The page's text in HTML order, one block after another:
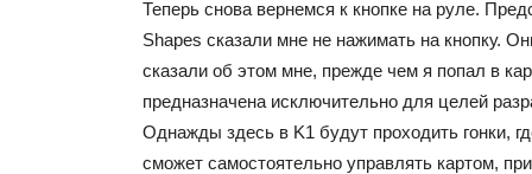
Теперь снова вернемся к кнопке на руле.
Shapes сказали мне не нажимать на кнопку.
сказали об этом мне, прежде чем я попал в
предназначена исключительно для целей
Однажды здесь в K1 будут проходить гонки,
сможет самостоятельно управлять картом,